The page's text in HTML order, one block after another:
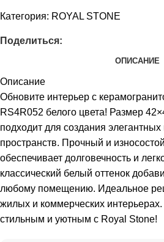
Категория: ROYAL STONE
Поделиться:
ОПИСАНИЕ
Описание
Обновите интерьер с
RS4R052 белого цвета! Размер
подходит для создания
пространств. Прочный и
обеспечивает долговечность и
классический белый оттенок
любому помещению. Идеальное
жилых и коммерческих
стильным и уютным с Royal Stone!